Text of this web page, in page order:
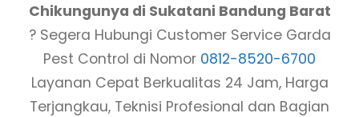
Chikungunya di Sukatani Bandung Barat
? Segera Hubungi Customer Service Garda
Pest Control di Nomor 0812-8520-6700
Layanan Cepat Berkualitas 24 Jam, Harga
Terjangkau, Teknisi Profesional dan Bagian